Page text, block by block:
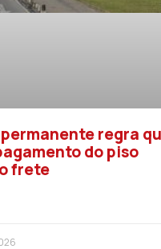
regra
do piso
frete